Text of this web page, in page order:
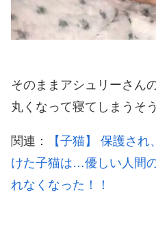
そのままアシュリーさん
丸くなって寝てしまうそ
関連：
【子猫】 保護さ
けた子猫は…優しい人間
れなくなった！！